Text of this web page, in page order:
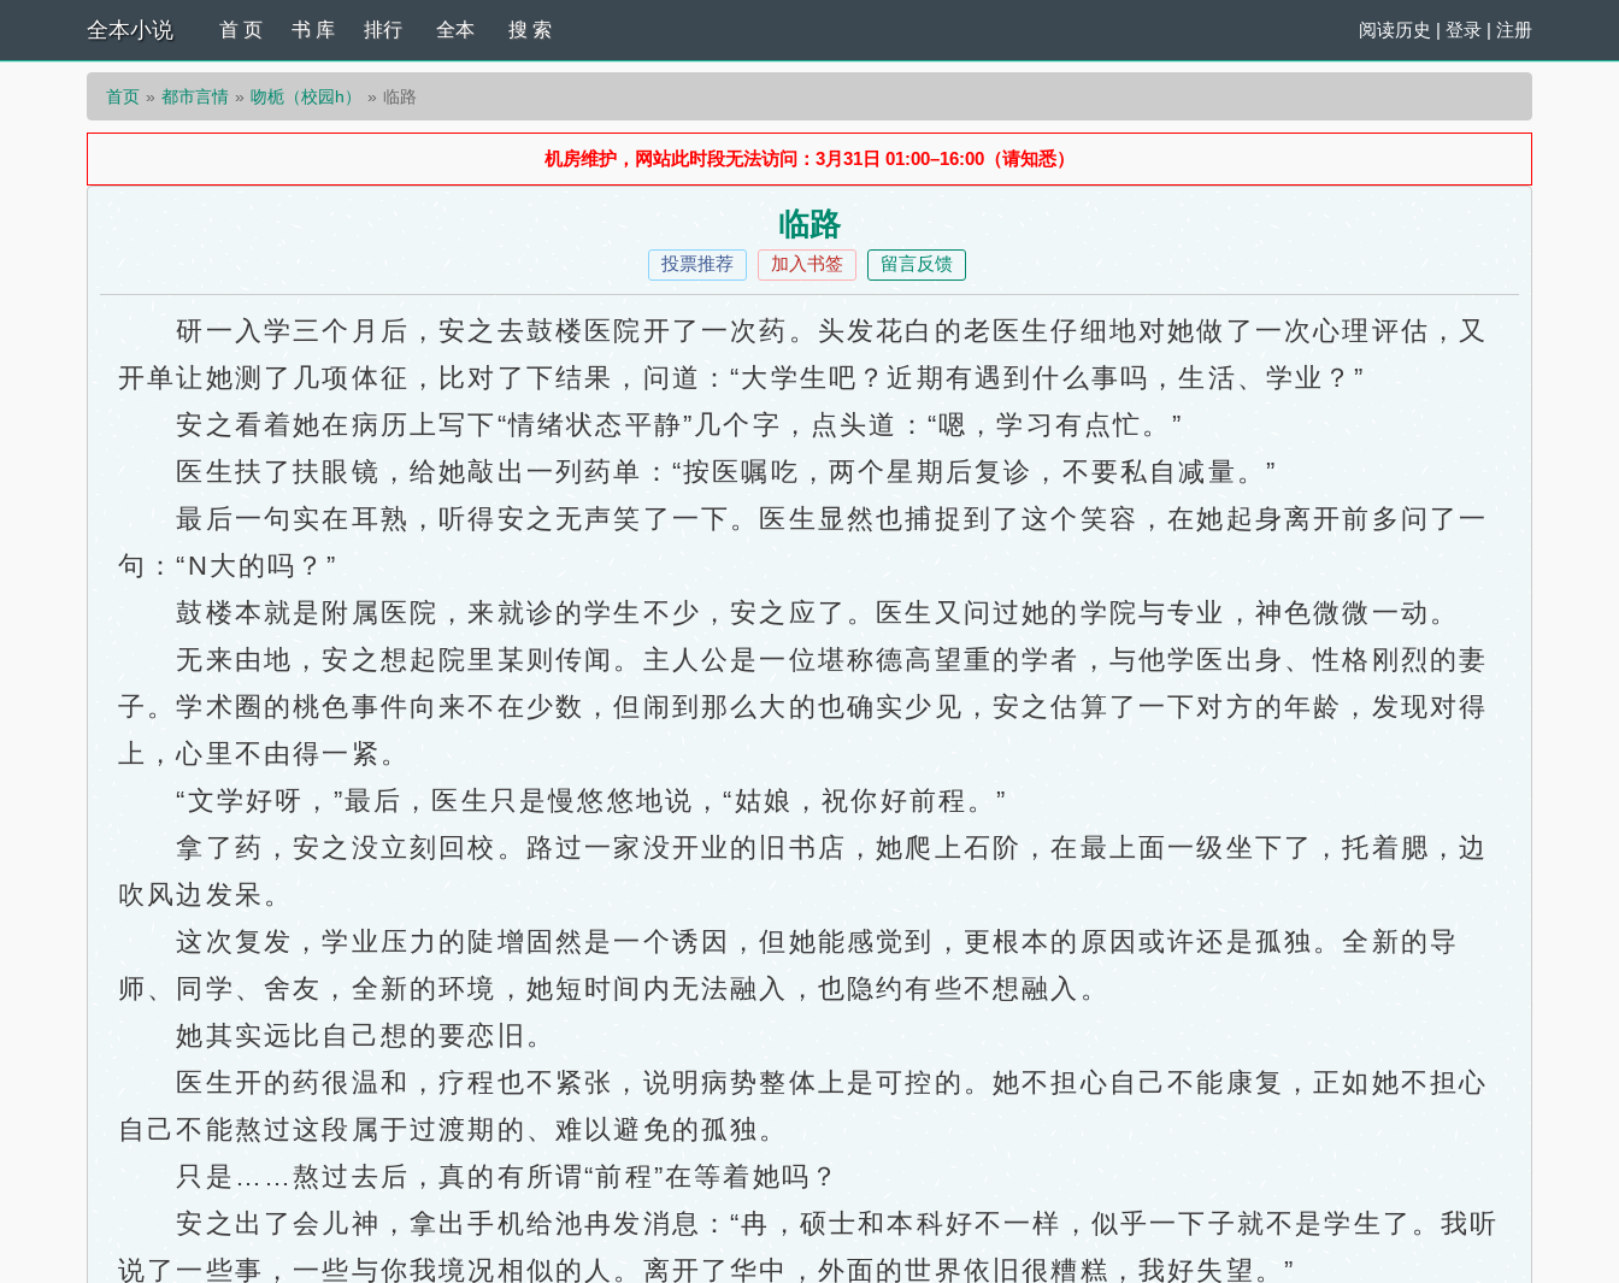
全本小说 阅读历史 | 登录 | 注册
首 页 书 库 排行 全本 搜 索
首页 都市言情 吻栀（校园h） 临路
机房维护，网站此时段无法访问：3月31日 01:00–16:00（请知悉）
临路
投票推荐 加入书签 留言反馈
研一入学三个月后，安之去鼓楼医院开了一次药。头发花白的老医生仔细地对她做了一次心理评估，又
开单让她测了几项体征，比对了下结果，问道：“大学生吧？近期有遇到什么事吗，生活、学业？”
安之看着她在病历上写下“情绪状态平静”几个字，点头道：“嗯，学习有点忙。”
医生扶了扶眼镜，给她敲出一列药单：“按医嘱吃，两个星期后复诊，不要私自减量。”
最后一句实在耳熟，听得安之无声笑了一下。医生显然也捕捉到了这个笑容，在她起身离开前多问了一
句：“N大的吗？”
鼓楼本就是附属医院，来就诊的学生不少，安之应了。医生又问过她的学院与专业，神色微微一动。
无来由地，安之想起院里某则传闻。主人公是一位堪称德高望重的学者，与他学医出身、性格刚烈的妻
子。学术圈的桃色事件向来不在少数，但闹到那么大的也确实少见，安之估算了一下对方的年龄，发现对得
上，心里不由得一紧。
“文学好呀，”最后，医生只是慢悠悠地说，“姑娘，祝你好前程。”
拿了药，安之没立刻回校。路过一家没开业的旧书店，她爬上石阶，在最上面一级坐下了，托着腮，边
吹风边发呆。
这次复发，学业压力的陡增固然是一个诱因，但她能感觉到，更根本的原因或许还是孤独。全新的导
师、同学、舍友，全新的环境，她短时间内无法融入，也隐约有些不想融入。
她其实远比自己想的要恋旧。
医生开的药很温和，疗程也不紧张，说明病势整体上是可控的。她不担心自己不能康复，正如她不担心
自己不能熬过这段属于过渡期的、难以避免的孤独。
只是……熬过去后，真的有所谓“前程”在等着她吗？
安之出了会儿神，拿出手机给池冉发消息：“冉，硕士和本科好不一样，似乎一下子就不是学生了。我听
说了一些事，一些与你我境况相似的人。离开了华中，外面的世界依旧很糟糕，我好失望。”